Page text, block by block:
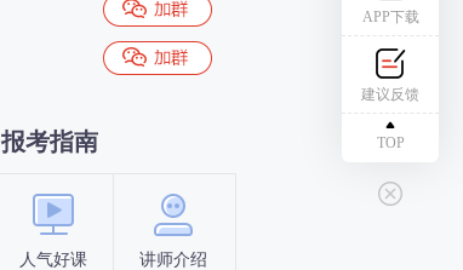
报考指南
人气好课 讲师介绍
APP下载
建议反馈
TOP